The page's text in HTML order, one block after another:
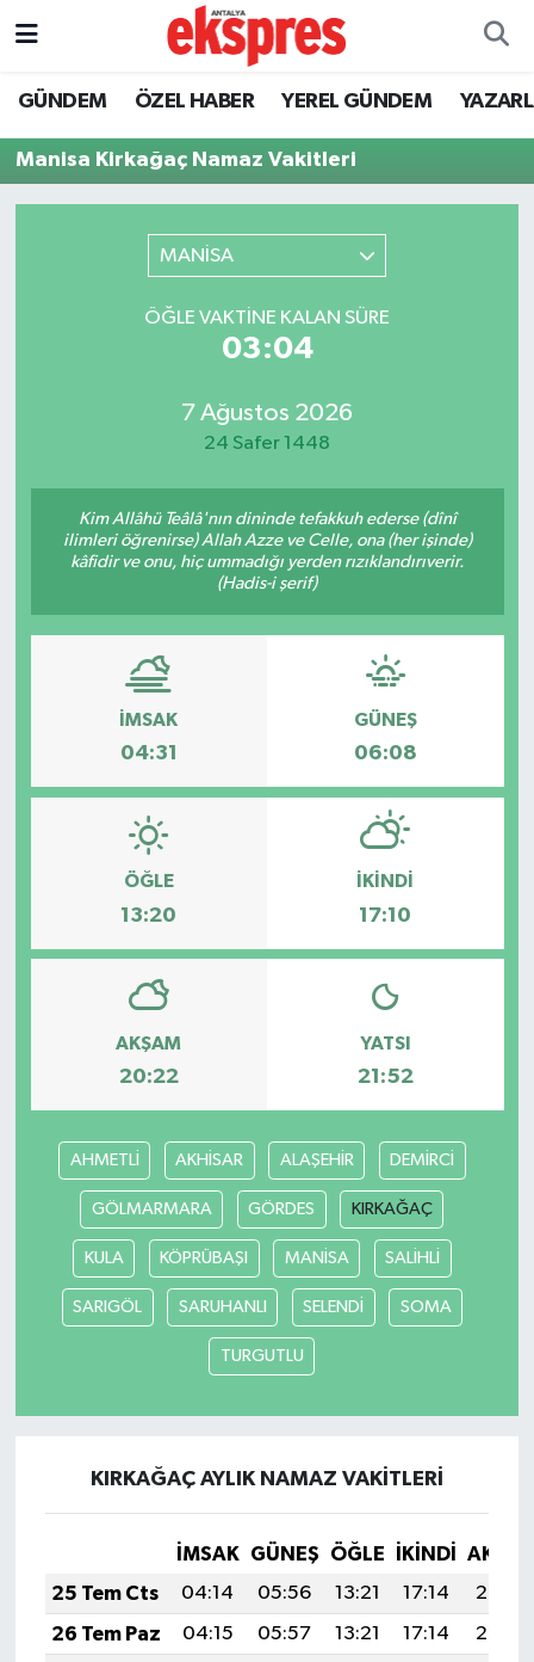
GÜNDEM ÖZEL HABER YEREL GÜNDEM
Manisa Kirkağaç Namaz Vakitleri
MANİSA
ÖĞLE VAKTINE KALAN SÜRE
03:04
7 Ağustos 2026
24 Safer 1448
Kim Allâhü Teâlâ'nın dininde tefakkuh ederse (dînî
ilimleri öğrenirse) Allah Azze ve Celle, ona (her işinde)
kâfidir ve onu, hiç ummadığı yerden rızıklandırıverir.
(Hadis-i şerif)
İMSAK
04:31
GÜNEŞ
06:08
ÖĞLE
13:20
İKINDI
17:10
AKŞAM
20:22
YATSI
21:52
AHMETLİ AKHİSAR ALAŞEHİR DEMİRCİ
GÖLMARMARA GÖRDES KIRKAĞAÇ
KULA KÖPRÜBAŞI MANİSA SALİHLİ
SARIGÖL SARUHANLI SELENDİ SOMA
TURGUTLU
KIRKAĞAÇ AYLIK NAMAZ VAKITLERI
İMSAK GÜNEŞ ÖĞLE İKINDI
25 Tem Cts
04:14 05:56 13:21 17:14
20:35
26 Tem Paz
04:15 05:57 13:21 17:14
20:34
ÖZEL HABER
GÜNDEM
EKONOMİ
SAĞLIK
EĞİTİM
TURİZM
RÖPORTAJ
VİDEO HABERLER
YAZARLAR
MAGAZİN
Nöbetçi Eczaneler
Hava Durumu
Süper Lig Puan Durumu ve Fikstür